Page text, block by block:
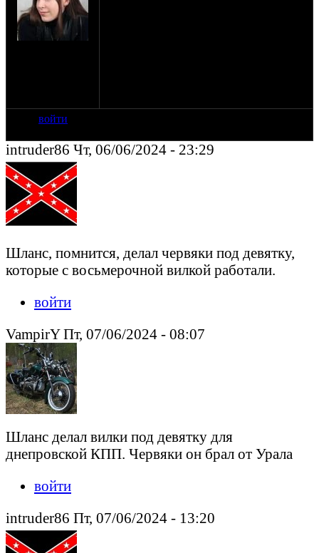
войти
intruder86 Чт, 06/06/2024 - 23:29
Шланс, помнится, делал червяки под девятку,
которые с восьмерочной вилкой работали.
войти
VampirY Пт, 07/06/2024 - 08:07
Шланс делал вилки под девятку для
днепровской КПП. Червяки он брал от Урала
войти
intruder86 Пт, 07/06/2024 - 13:20